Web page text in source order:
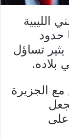
الليبية
حدود
تساؤل
بلاده.
الجزيرة
على